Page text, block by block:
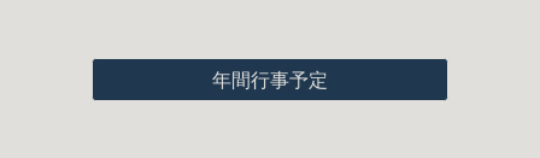
年間行事予定